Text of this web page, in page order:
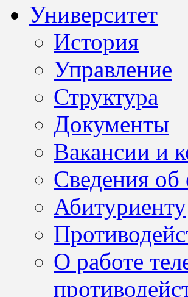
Университет
История
Управление
Структура
Документы
Вакансии и
Сведения об
Абитуриенту
О работе